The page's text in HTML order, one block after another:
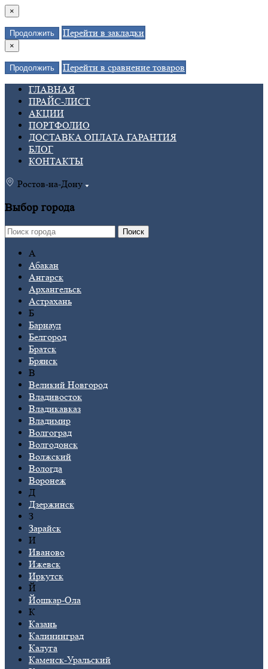
×
Продолжить Перейти в закладки
×
Продолжить
Перейти в сравнение товаров
ГЛАВНАЯ
ПРАЙС-ЛИСТ
АКЦИИ
ПОРТФОЛИО
ДОСТАВКА ОПЛАТА ГАРАНТИЯ
БЛОГ
КОНТАКТЫ
Ростов-на-Дону
Выбор города
Поиск
А
Абакан
Ангарск
Архангельск
Астрахань
Б
Барнаул
Белгород
Братск
Брянск
В
Великий Новгород
Владивосток
Владикавказ
Владимир
Волгоград
Волгодонск
Волжский
Вологда
Воронеж
Д
Дзержинск
З
Зарайск
И
Иваново
Ижевск
Иркутск
Й
Йошкар-Ола
К
Казань
Калининград
Калуга
Каменск-Уральский